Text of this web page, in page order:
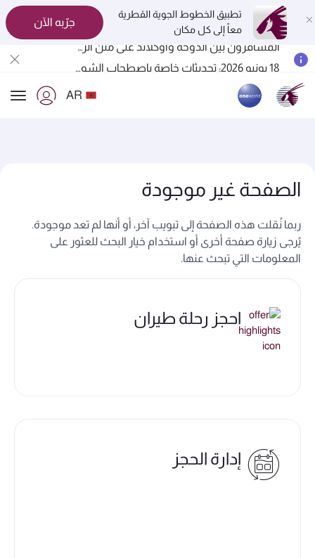
تطبيق الخطوط الجوية القطرية
معاً إلى كل مكان
جرّبه الآن
المسافرون بين الدوحة وأوكلاند على متن الرحلات الجوية رقم QR914 ورقم QR915
الخطوط الجوية القطرية تعزز شبكة وجهاتها العالمية لتشمل ما يزيد عن 160 وجهة
AR
الصفحة غير موجودة
ربما نُقلت هذه الصفحة إلى تبويب آخر، أو أنها لم تعد موجودة.
يُرجى زيارة صفحة أخرى أو استخدام خيار البحث للعثور على
المعلومات التي تبحث عنها.
احجز رحلة طيران
إدارة الحجز